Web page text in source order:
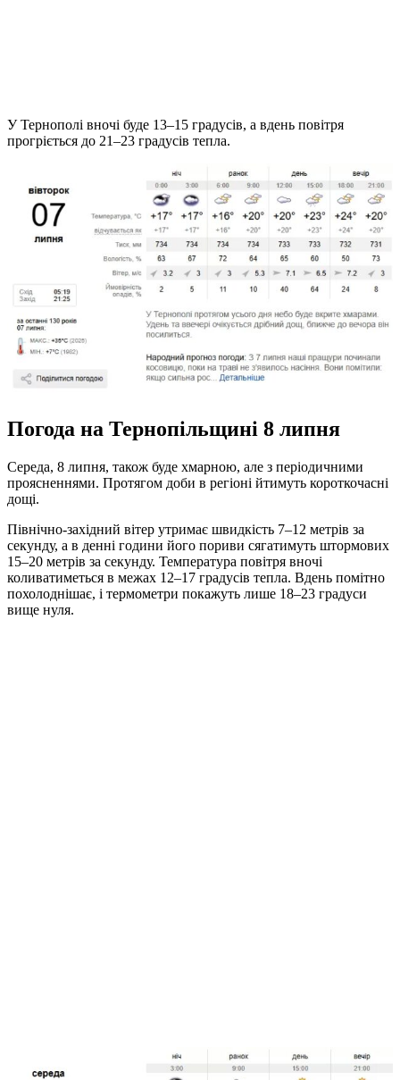
У Тернополі вночі буде 13–15 градусів, а вдень повітря
прогріється до 21–23 градусів тепла.
Погода на Тернопільщині 8 липня
Середа, 8 липня, також буде хмарною, але з періодичними
проясненнями. Протягом доби в регіоні йтимуть короткочасні
дощі.
Північно-західний вітер утримає швидкість 7–12 метрів за
секунду, а в денні години його пориви сягатимуть штормових
15–20 метрів за секунду. Температура повітря вночі
коливатиметься в межах 12–17 градусів тепла. Вдень помітно
похолоднішає, і термометри покажуть лише 18–23 градуси
вище нуля.